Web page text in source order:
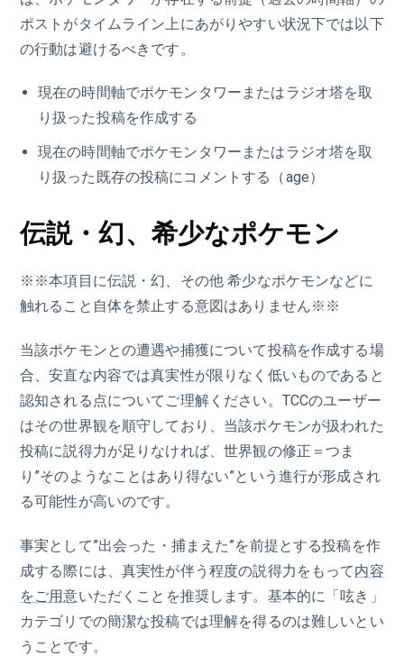
ポストがタイムライン上にあがりやすい状況下では以下
の行動は避けるべきです。
現在の時間軸でポケモンタワーまたはラジオ塔を取
り扱った投稿を作成する
現在の時間軸でポケモンタワーまたはラジオ塔を取
り扱った既存の投稿にコメントする（age）
伝説・幻、希少なポケモン
※※本項目に伝説・幻、その他 希少なポケモンなどに
触れること自体を禁止する意図はありません※※
当該ポケモンとの遭遇や捕獲について投稿を作成する場
合、安直な内容では真実性が限りなく低いものであると
認知される点についてご理解ください。TCCのユーザー
はその世界観を順守しており、当該ポケモンが扱われた
投稿に説得力が足りなければ、世界観の修正＝つま
り”そのようなことはあり得ない”という進行が形成され
る可能性が高いのです。
事実として”出会った・捕まえた”を前提とする投稿を作
成する際には、真実性が伴う程度の説得力をもって内容
をご用意いただくことを推奨します。基本的に「呟き」
カテゴリでの簡潔な投稿では理解を得るのは難しいとい
うことです。